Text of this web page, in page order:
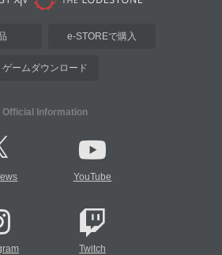
e-STOREで購入
ゲームダウンロード
Official Information
YouTube
Twitch